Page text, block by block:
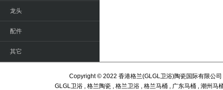
龙头
配件
其它
Copyright © 2022 香港格兰(GLGL卫浴)陶瓷国际有限公
GLGL卫浴 , 格兰陶瓷 , 格兰卫浴 , 格兰马桶 , 广东马桶 , 潮州马